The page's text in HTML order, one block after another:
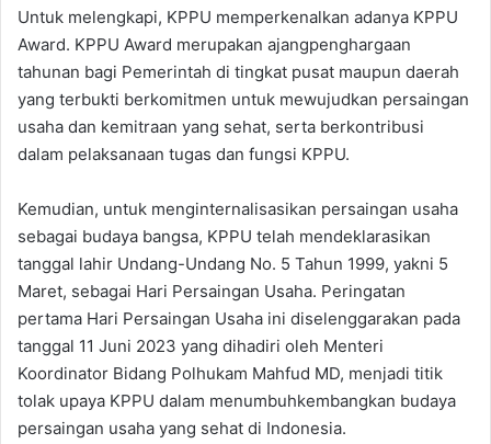
Untuk melengkapi, KPPU memperkenalkan adanya KPPU
Award. KPPU Award merupakan ajangpenghargaan
tahunan bagi Pemerintah di tingkat pusat maupun daerah
yang terbukti berkomitmen untuk mewujudkan persaingan
usaha dan kemitraan yang sehat, serta berkontribusi
dalam pelaksanaan tugas dan fungsi KPPU.
Kemudian, untuk menginternalisasikan persaingan usaha
sebagai budaya bangsa, KPPU telah mendeklarasikan
tanggal lahir Undang-Undang No. 5 Tahun 1999, yakni 5
Maret, sebagai Hari Persaingan Usaha. Peringatan
pertama Hari Persaingan Usaha ini diselenggarakan pada
tanggal 11 Juni 2023 yang dihadiri oleh Menteri
Koordinator Bidang Polhukam Mahfud MD, menjadi titik
tolak upaya KPPU dalam menumbuhkembangkan budaya
persaingan usaha yang sehat di Indonesia.